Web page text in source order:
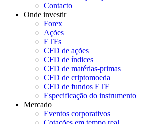
Contacto
Onde investir
Forex
Ações
ETFs
CFD de ações
CFD de índices
CFD de matérias-primas
CFD de criptomoeda
CFD de fundos ETF
Especificação do instrumento
Mercado
Eventos corporativos